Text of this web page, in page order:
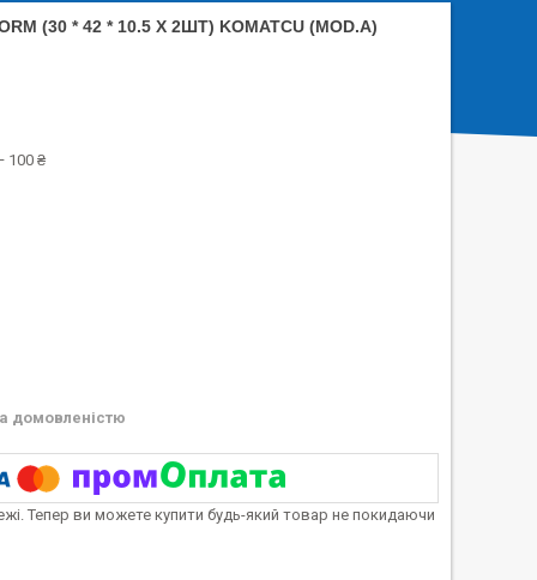
(30 * 42 * 10.5 Х 2ШТ) KOMATCU (MOD.A)
100 ₴
домовленістю
Тепер ви можете купити будь-який товар не покидаючи